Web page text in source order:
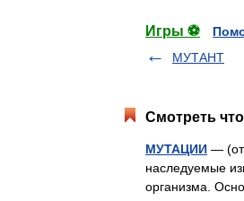
Игры ⚽
МУТАНТ
Смотреть
МУТАЦИИ — (от
наследуемые
организма.